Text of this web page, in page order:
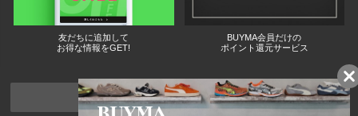
友だちに追加して
お得な情報をGET!
BUYMA会員だけの
ポイント還元サービス
ページトップへ